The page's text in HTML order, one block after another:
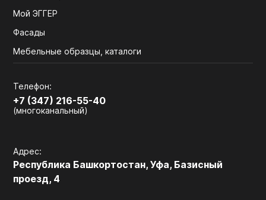
Мой ЭГГЕР
Фасады
Мебельные образцы, каталоги
Телефон:
+7 (347) 216-55-40
(многоканальный)
Адрес:
Республика Башкортостан, Уфа, Базисный
проезд, 4